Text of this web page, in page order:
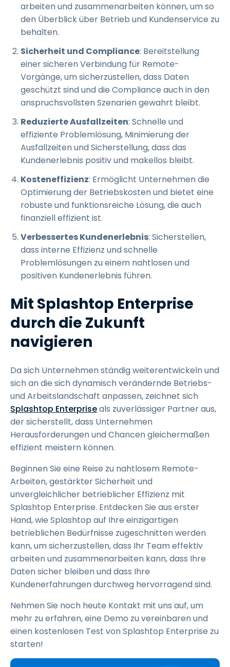
arbeiten und zusammenarbeiten können, um so
den Überblick über Betrieb und Kundenservice zu
behalten.
Sicherheit und Compliance: Bereitstellung
einer sicheren Verbindung für Remote-
Vorgänge, um sicherzustellen, dass Daten
geschützt sind und die Compliance auch in den
anspruchsvollsten Szenarien gewahrt bleibt.
Reduzierte Ausfallzeiten: Schnelle und
effiziente Problemlösung, Minimierung der
Ausfallzeiten und Sicherstellung, dass das
Kundenerlebnis positiv und makellos bleibt.
Kosteneffizienz: Ermöglicht Unternehmen die
Optimierung der Betriebskosten und bietet eine
robuste und funktionsreiche Lösung, die auch
finanziell effizient ist.
Verbessertes Kundenerlebnis: Sicherstellen,
dass interne Effizienz und schnelle
Problemlösungen zu einem nahtlosen und
positiven Kundenerlebnis führen.
Mit Splashtop Enterprise
durch die Zukunft
navigieren
Da sich Unternehmen ständig weiterentwickeln und
sich an die sich dynamisch verändernde Betriebs-
und Arbeitslandschaft anpassen, zeichnet sich
Splashtop Enterpriseals zuverlässiger Partner aus,
der sicherstellt, dass Unternehmen
Herausforderungen und Chancen gleichermaßen
effizient meistern können.
Beginnen Sie eine Reise zu nahtlosem Remote-
Arbeiten, gestärkter Sicherheit und
unvergleichlicher betrieblicher Effizienz mit
Splashtop Enterprise. Entdecken Sie aus erster
Hand, wie Splashtop auf Ihre einzigartigen
betrieblichen Bedürfnisse zugeschnitten werden
kann, um sicherzustellen, dass Ihr Team effektiv
arbeiten und zusammenarbeiten kann, dass Ihre
Daten sicher bleiben und dass Ihre
Kundenerfahrungen durchweg hervorragend sind.
Nehmen Sie noch heute Kontakt mit uns auf, um
mehr zu erfahren, eine Demo zu vereinbaren und
einen kostenlosen Test von Splashtop Enterprise zu
starten!